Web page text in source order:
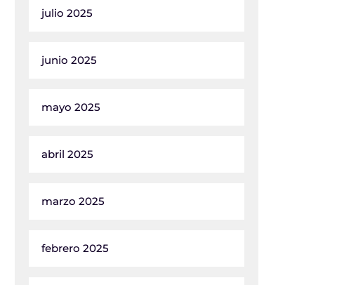
julio 2025
junio 2025
mayo 2025
abril 2025
marzo 2025
febrero 2025